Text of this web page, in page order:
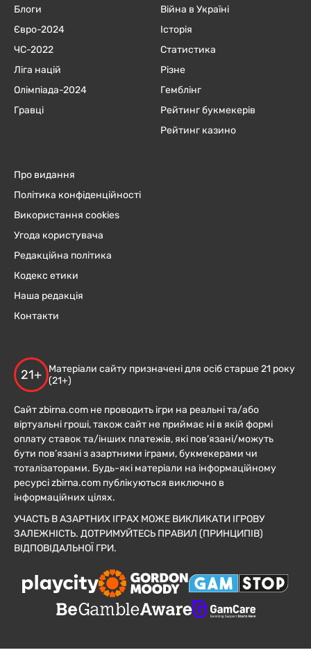
Блоги
Євро-2024
ЧC-2022
Ліга націй
Олімпіада-2024
Гравці
Війна в Україні
Історія
Статистика
Різне
Гемблінг
Рейтинг букмекерів
Рейтинг казино
Про видання
Політика конфіденційності
Використання cookies
Угода користувача
Редакційна політика
Кодекс етики
Наша редакція
Контакти
21+
Матеріали сайту призначені для осіб старше 21 року
(21+)
Сайт zbirna.com не проводить ігри на реальні та/або
віртуальні гроші, також сайт не приймає ні в якій формі
оплату ставок та/інших платежів, які пов’язані/можуть
бути пов’язані з азартними іграми, букмекерами чи
тоталізаторами. Будь-які матеріали на інформаційному
ресурсі zbirna.com публікуються виключно в
інформаційних цілях.
УЧАСТЬ В АЗАРТНИХ ІГРАХ МОЖЕ ВИКЛИКАТИ ІГРОВУ
ЗАЛЕЖНІСТЬ. ДОТРИМУЙТЕСЬ ПРАВИЛ (ПРИНЦИПІВ)
ВІДПОВІДАЛЬНОЇ ГРИ.